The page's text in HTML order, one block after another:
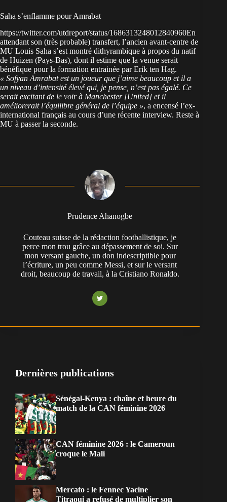
Saha s’enflamme pour Amrabat
https://twitter.com/utdreport/status/1686313248012840960En
attendant son (très probable) transfert, l’ancien avant-centre de
MU Louis Saha s’est montré dithyrambique à propos du natif
de Huizen (Pays-Bas), dont il estime que la venue serait
bénéfique pour la formation entrainée par Erik ten Hag.
« Sofyan Amrabat est un joueur que j’aime beaucoup et il a
un niveau d’intensité élevé qui, je pense, n’est pas égalé. Ce
serait excitant de le voir à Manchester [United] et il
améliorerait l’équilibre général de l’équipe », a encensé l’ex-
international français au cours d’une récente interview. Reste à
MU à passer la seconde.
Prudence Ahanogbe
Couteau suisse de la rédaction footballistique, je
perce mon trou grâce au dépassement de soi. Sur
mon versant gauche, un don indescriptible pour
l’écriture, un peu comme Messi, et sur le versant
droit, beaucoup de travail, à la Cristiano Ronaldo.
Dernières publications
Sénégal-Kenya : chaîne et heure du
match de la CAN féminine 2026
CAN féminine 2026 : le Cameroun
croque le Mali
Mercato : le Fennec Yacine
Titraoui a refusé de multiplier son